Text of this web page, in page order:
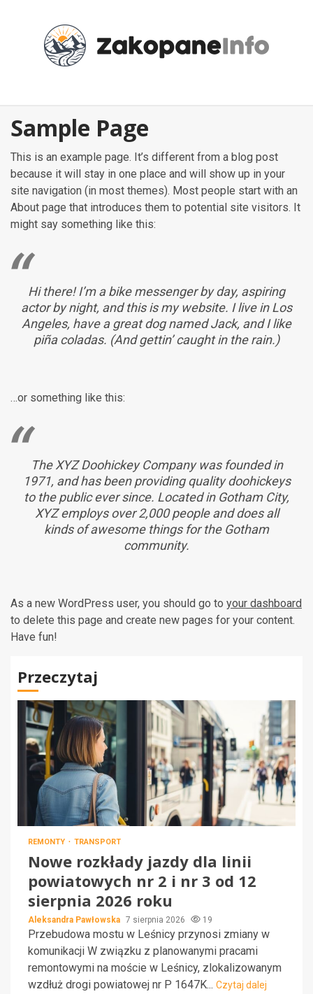
Sample Page
This is an example page. It’s different from a blog post
because it will stay in one place and will show up in your
site navigation (in most themes). Most people start with an
About page that introduces them to potential site visitors. It
might say something like this:
Hi there! I’m a bike messenger by day, aspiring
actor by night, and this is my website. I live in Los
Angeles, have a great dog named Jack, and I like
piña coladas. (And gettin’ caught in the rain.)
…or something like this:
The XYZ Doohickey Company was founded in
1971, and has been providing quality doohickeys
to the public ever since. Located in Gotham City,
XYZ employs over 2,000 people and does all
kinds of awesome things for the Gotham
community.
As a new WordPress user, you should go to your dashboard
to delete this page and create new pages for your content.
Have fun!
Przeczytaj
REMONTY TRANSPORT
Nowe rozkłady jazdy dla linii
powiatowych nr 2 i nr 3 od 12
sierpnia 2026 roku
Aleksandra Pawłowska 7 sierpnia 2026 19
Przebudowa mostu w Leśnicy przynosi zmiany w
komunikacji W związku z planowanymi pracami
remontowymi na moście w Leśnicy, zlokalizowanym
wzdłuż drogi powiatowej nr P 1647K... Czytaj dalej